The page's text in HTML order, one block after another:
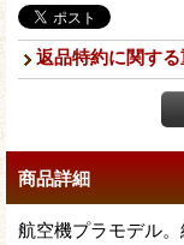
返品特約に関す
商品詳細
航空機プラモデル。